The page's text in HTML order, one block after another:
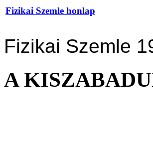
Fizikai Szemle honlap
Fizikai Szemle
A